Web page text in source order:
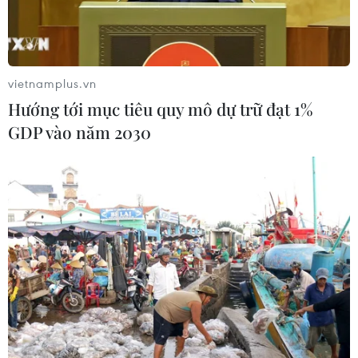
Hiện thực hóa FTA là cơ hội để thúc đẩy thương mại (Ảnh:
TTXVN)
Hơn 80% danh mục hàng hóa xuất khẩu đã
vietnamplus.vn
Hướng tới mục tiêu quy mô dự trữ đạt 1%
GDP vào năm 2030